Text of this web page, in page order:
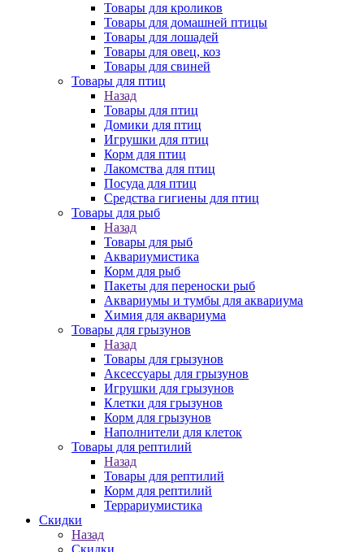
Товары для кроликов
Товары для домашней птицы
Товары для лошадей
Товары для овец, коз
Товары для свиней
Товары для птиц
Назад
Товары для птиц
Домики для птиц
Игрушки для птиц
Корм для птиц
Лакомства для птиц
Посуда для птиц
Средства гигиены для птиц
Товары для рыб
Назад
Товары для рыб
Аквариумистика
Корм для рыб
Пакеты для переноски рыб
Аквариумы и тумбы для аквариума
Химия для аквариума
Товары для грызунов
Назад
Товары для грызунов
Аксессуары для грызунов
Игрушки для грызунов
Клетки для грызунов
Корм для грызунов
Наполнители для клеток
Товары для рептилий
Назад
Товары для рептилий
Корм для рептилий
Террариумистика
Скидки
Назад
Скидки